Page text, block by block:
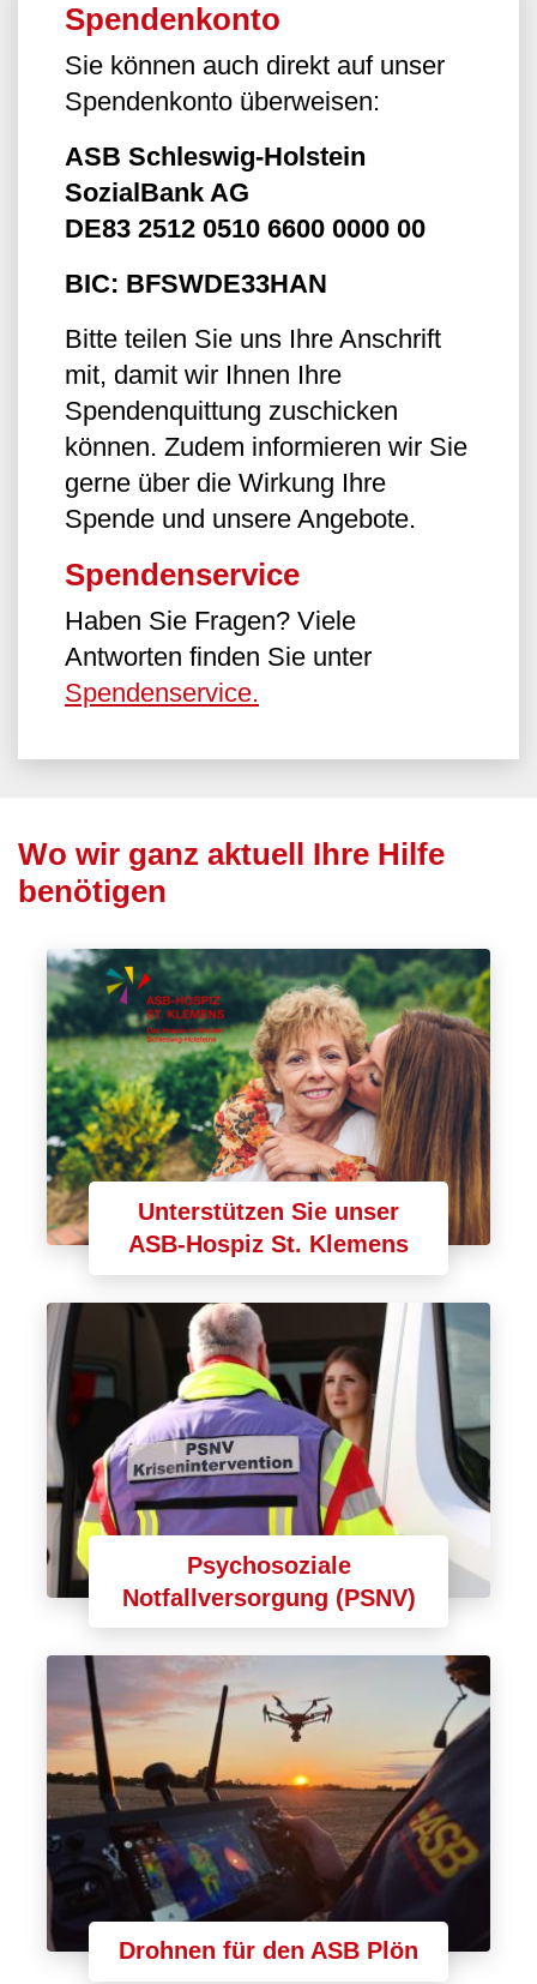
Spendenkonto
Sie können auch direkt auf unser
Spendenkonto überweisen:
ASB Schleswig-Holstein
SozialBank AG
DE83 2512 0510 6600 0000 00
BIC: BFSWDE33HAN
Bitte teilen Sie uns Ihre Anschrift
mit, damit wir Ihnen Ihre
Spendenquittung zuschicken
können. Zudem informieren wir Sie
gerne über die Wirkung Ihre
Spende und unsere Angebote.
Spendenservice
Haben Sie Fragen? Viele
Antworten finden Sie unter
Spendenservice.
Wo wir ganz aktuell Ihre Hilfe
benötigen
Unterstützen Sie unser
ASB-Hospiz St. Klemens
Psychosoziale
Notfallversorgung (PSNV)
Drohnen für den ASB Plön